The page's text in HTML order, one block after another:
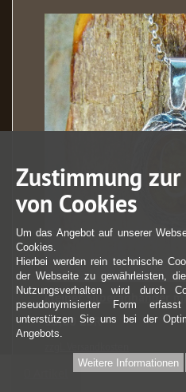
kleiner Silberanhänger
55,00 EUR
Zustimmung
von Cookies
Um das Angebot auf unserer
Cookies.
Hierbei werden rein technische
der Webseite zu gewährleisten,
Nutzungsverhalten wird durch
pseudonymisierter Form
unterstützen Sie uns bei der
Angebots.
Weitere Informationen